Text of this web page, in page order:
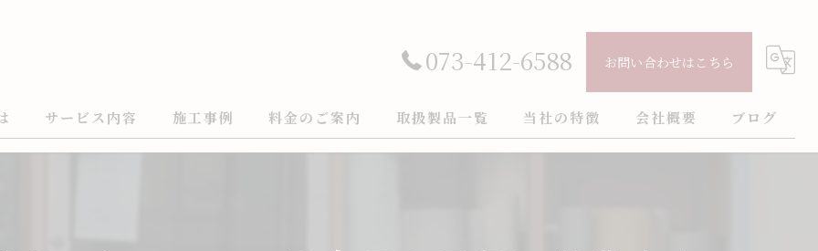
073-412-6588 お問い合わせはこちら
サービス内容 施工事例 料金のご案内 取扱製品一覧 当社の特徴 会社概要 ブログ